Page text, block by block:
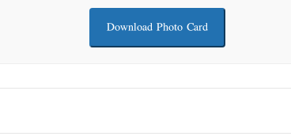
Download Photo Card